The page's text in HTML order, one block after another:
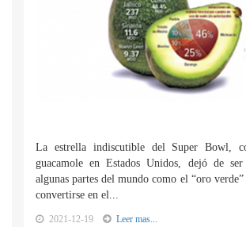
La estrella indiscutible del Super Bowl,
guacamole en Estados Unidos, dejó de
algunas partes del mundo como el “oro
convertirse en el...
2021-12-19 Leer mas...